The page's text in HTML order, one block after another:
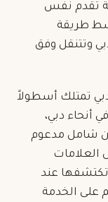
تقدم نفس
طريقة
وتتنقل وفق
دبي تمتلك أسطولاً
في أنحاء دبي،
شامل مدعوم
العلامات
تكتشفها عند
على الخدمة